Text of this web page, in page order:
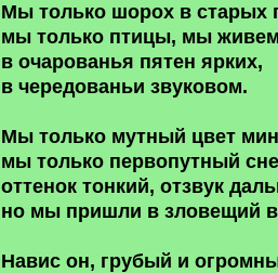
Мы только шорох в старых
мы только птицы, мы
в очарованья пятен ярких,
в чередованьи звуковом.
Мы только мутный цвет
мы только первопутный
оттенок тонкий, отзвук
но мы пришли в зловещий
Навис он, грубый и